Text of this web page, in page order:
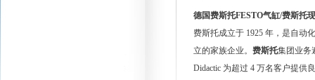
德国费斯托FESTO气缸/费斯托
费斯托成立于 1925 年，是自动
立的家族企业。 费斯托集团业务
Didactic 为超过 4 万名客户提供